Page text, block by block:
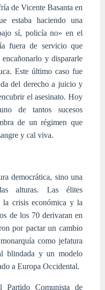
de Vicente Basanta en
estaba haciendo una
sí, policía no» en el
fuera de servicio que
y dispararle
Este último caso fue
del derecho a juicio y
el asesinato. Hoy
de tantos sucesos
de un régimen que
y cal viva.
democrática, sino una
alturas. Las élites
la crisis económica y la
de los 70 derivaran en
por pactar un cambio
como jefatura
blindada y un modelo
a Europa Occidental.
Partido Comunista de